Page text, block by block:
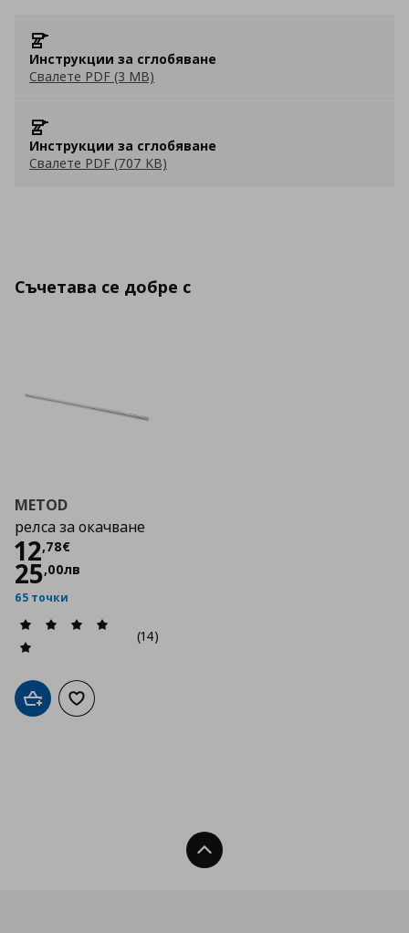
Инструкции за сглобяване
Свалете PDF (3 MB)
Инструкции за сглобяване
Свалете PDF (707 KB)
Съчетава се добре с
METOD
релса за окачване
12,78€
Цена
25,00лв
65 точки
(14)
Добави в кошницата
Добави към списъка с любими
Нагоре